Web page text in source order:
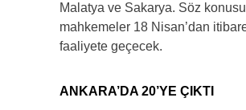
Malatya ve Sakarya. Söz konusu
mahkemeler 18 Nisan’dan
faaliyete geçecek.
ANKARA’DA 20’YE ÇIKTI